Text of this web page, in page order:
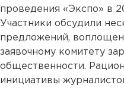
проведения «Экспо» в
Участники обсудили
предложений,
заявочному комитету
общественности.
инициативы